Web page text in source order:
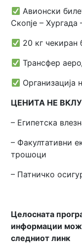
Авионски
Скопје – Хургада
20 кг чекиран
Трансфер
Организација
ЦЕНИТА НЕ
– Египетска
– Факултативни
трошоци
– Патничко
Целосната
информации
следниот линк